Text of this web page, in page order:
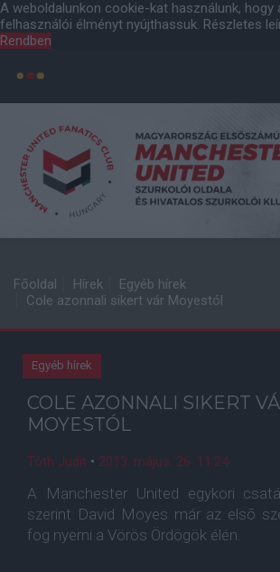
A weboldalunkon cookie-kat használunk, hogy
felhasználói élményt nyújthassuk. Részletes
Rendben
Főoldal Hírek
Egyéb hírek
Cole azonnali sikert vár Moyestól
Egyéb hírek
COLE AZONNALI SIKERT
MOYESTÓL
Tóth Judit • 2013. május. 26. 11:24
A Manchester United egykori
szerint David Moyes már az elsõ
fog nyerni a Vörös Ördögök élén.